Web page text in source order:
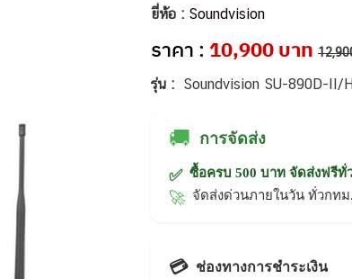
ยี่ห้อ : Soundvision
ราคา : 10,900 บาท
รุ่น : Soundvision SU-890D-II/
🚚 การจัดส่ง
✅ ซื้อครบ 500 บาท จัดส่งฟรีทั่
🚀 จัดส่งด่วนภายในวัน ทั่วกท
💳 ช่องทางการชำระเงิน